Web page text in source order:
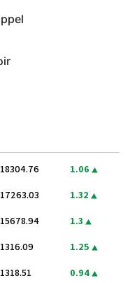
18304.76 1.06
17263.03 1.32
15678.94 1.3
1316.09 1.25
1318.51 0.94